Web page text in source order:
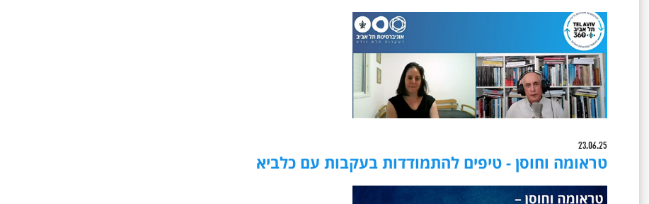
23.06.25
טראומה וחוסן - טיפים להתמודדות בעקבות עם כלביא